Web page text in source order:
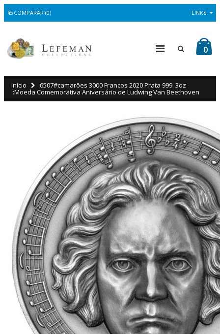
COMPARAR (0) LINKS
0
Início 6507#camarões 3000 Francos 2020 Prata 999. 3oz
::Moeda Comemorativa Aniversário de Ludwing Van Beethoven